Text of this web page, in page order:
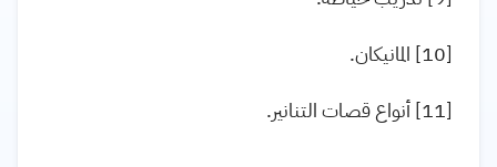
[10] المانيكان.
[11] أنواع قصات التنانير.